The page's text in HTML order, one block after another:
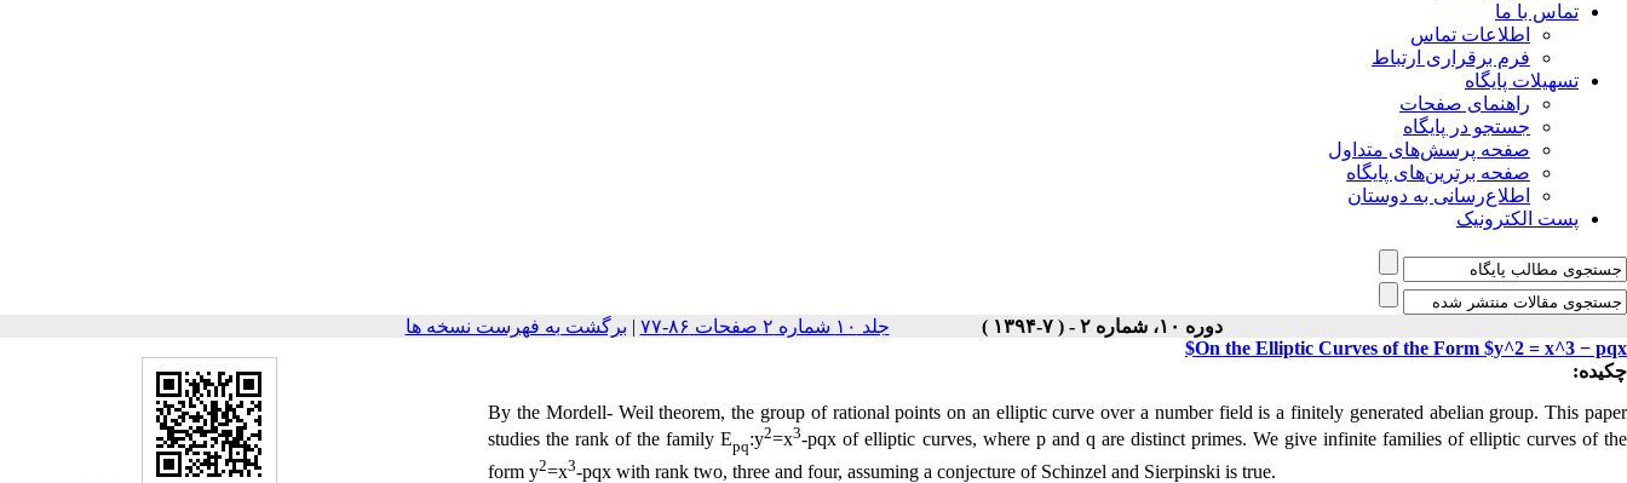
تماس با ما
اطلاعات تماس
فرم برقراری ارتباط
تسهیلات پایگاه
راهنمای صفحات
جستجو در پایگاه
صفحه پرسش‌های متداول
صفحه برترین‌های پایگاه
اطلاع‌رسانی به دوستان
پست الکترونیک
دوره ۱۰، شماره ۲ - ( ۷-۱۳۹۴ ) جلد ۱۰ شماره ۲ صفحات ۸۶-۷۷ | برگشت به فهرست نسخه ها
On the Elliptic Curves of the Form $y^2 = x^3 − pqx$
چکیده:
‎By the Mordell‎- ‎Weil theorem‎, ‎the group of rational points on an elliptic curve over a number field is a finitely generated abelian group‎. ‎This paper
studies the rank of the family Epq:y2=x3-pqx of elliptic curves‎, ‎where p and q are distinct primes‎. ‎We give infinite families of elliptic curves of the
form y2=x3-pqx with rank two‎, ‎three and four‎, ‎assuming a conjecture of Schinzel and Sierpinski is true.